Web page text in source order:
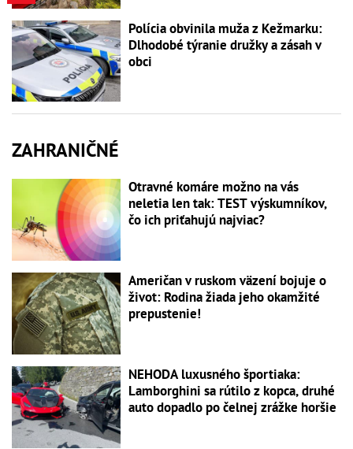
Polícia obvinila muža z Kežmarku:
Dlhodobé týranie družky a zásah v
obci
ZAHRANIČNÉ
Otravné komáre možno na vás
neletia len tak: TEST výskumníkov,
čo ich priťahujú najviac?
Američan v ruskom väzení bojuje o
život: Rodina žiada jeho okamžité
prepustenie!
NEHODA luxusného športiaka:
Lamborghini sa rútilo z kopca, druhé
auto dopadlo po čelnej zrážke horšie